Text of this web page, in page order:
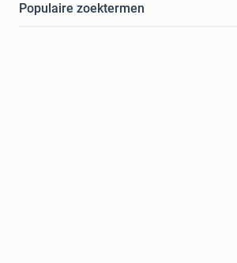
Populaire zoektermen